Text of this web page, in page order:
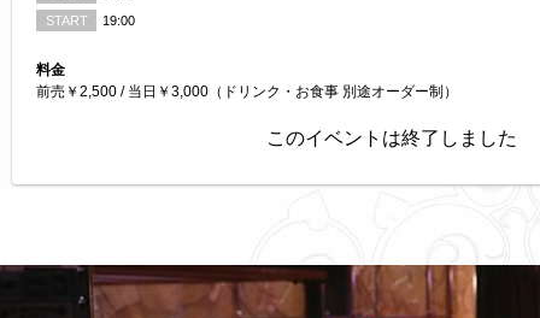
START
19:00
料金
前売￥2,500 / 当日￥3,000（ドリンク・お食事 別途オーダー制）
このイベントは終了しました